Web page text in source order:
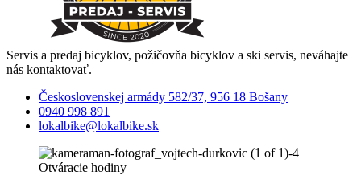
Servis a predaj bicyklov, požičovňa bicyklov a ski servis, neváhajte
nás kontaktovať.
Československej armády 582/37, 956 18 Bošany
0940 998 891
lokalbike@lokalbike.sk
Otváracie hodiny